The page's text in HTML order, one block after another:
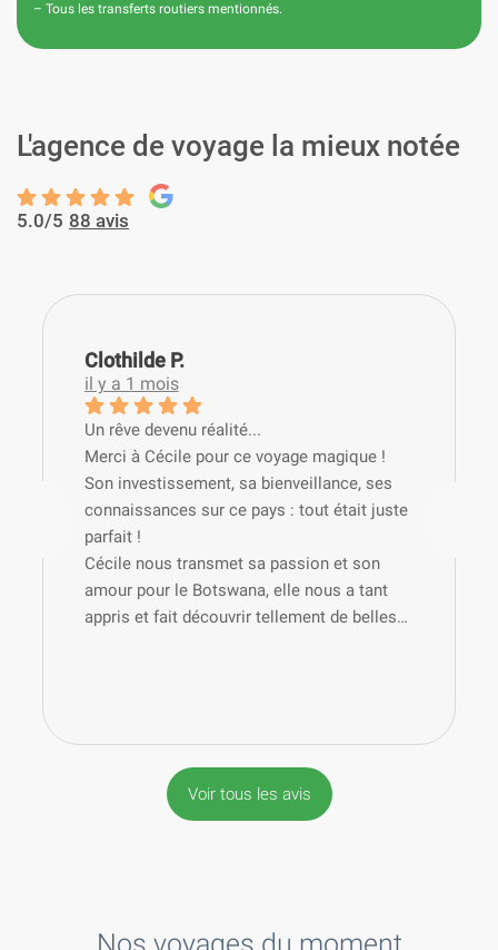
– Tous les transferts routiers mentionnés.
L'agence de voyage la mieux notée
5.0/5 88 avis
Clothilde P.
il y a 1 mois
​Un rêve devenu réalité...
Merci à Cécile pour ce voyage magique !
Son investissement, sa bienveillance, ses
connaissances sur ce pays : tout était juste
parfait !
Cécile nous transmet sa passion et son
amour pour le Botswana, elle nous a tant
appris et fait découvrir tellement de belles
De plus, il y a aussi une équipe et des
guides juste exceptionnels !
Merci encore, je reviens les étoiles plein les
Voir tous les avis